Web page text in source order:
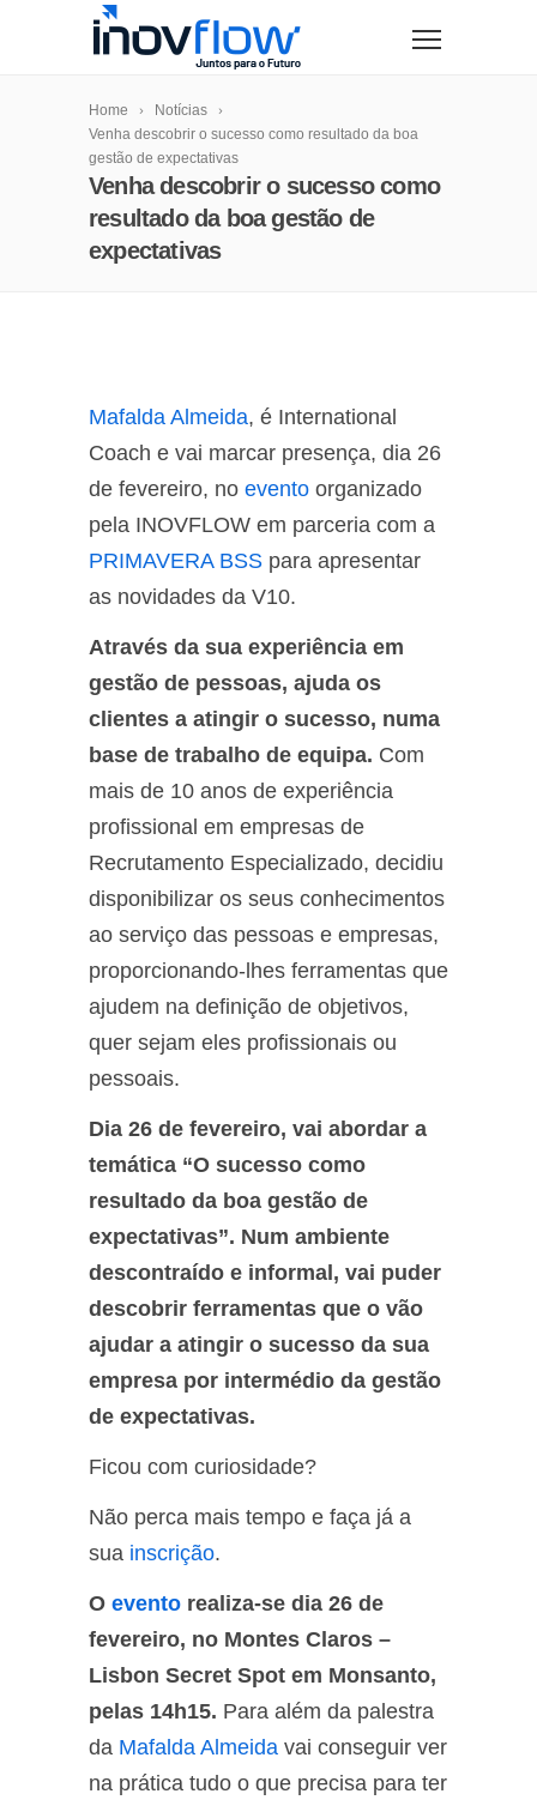
Home
Notícias
Venha descobrir o sucesso como resultado da boa
gestão de expectativas
Venha descobrir o sucesso como
resultado da boa gestão de
expectativas
Mafalda Almeida, é International
Coach e vai marcar presença, dia 26
de fevereiro, no evento organizado
pela INOVFLOW em parceria com a
PRIMAVERA BSS para apresentar
as novidades da V10.
Através da sua experiência em
gestão de pessoas, ajuda os
clientes a atingir o sucesso, numa
base de trabalho de equipa. Com
mais de 10 anos de experiência
profissional em empresas de
Recrutamento Especializado, decidiu
disponibilizar os seus conhecimentos
ao serviço das pessoas e empresas,
proporcionando-lhes ferramentas que
ajudem na definição de objetivos,
quer sejam eles profissionais ou
pessoais.
Dia 26 de fevereiro, vai abordar a
temática “O sucesso como
resultado da boa gestão de
expectativas”. Num ambiente
descontraído e informal, vai puder
descobrir ferramentas que o vão
ajudar a atingir o sucesso da sua
empresa por intermédio da gestão
de expectativas.
Ficou com curiosidade?
Não perca mais tempo e faça já a
sua inscrição.
O evento realiza-se dia 26 de
fevereiro, no Montes Claros –
Lisbon Secret Spot em Monsanto,
pelas 14h15. Para além da palestra
da Mafalda Almeida vai conseguir ver
na prática tudo o que precisa para ter